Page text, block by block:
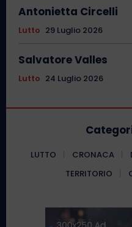
Antonietta Circelli
Lutto 29 Luglio 2026
Salvatore Valles
Lutto 24 Luglio 2026
LUTTO CRONACA
TERRITORIO